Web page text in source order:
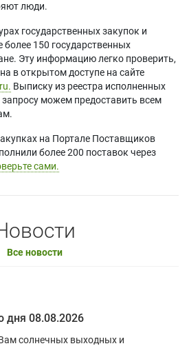
люди.
государственных закупок и
150 государственных
Эту информацию легко проверить,
в открытом доступе на сайте
Выписку из реестра исполненных
можем предоставить всем
на Портале Поставщиков
более 200 поставок через
сами.
Все новости
дня 08.08.2026
солнечных выходных и